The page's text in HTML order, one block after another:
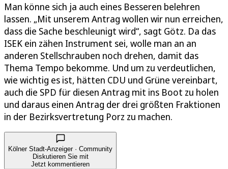
Man könne sich ja auch eines Besseren belehren
lassen. „Mit unserem Antrag wollen wir nun erreichen,
dass die Sache beschleunigt wird“, sagt Götz. Da das
ISEK ein zähen Instrument sei, wolle man an an
anderen Stellschrauben noch drehen, damit das
Thema Tempo bekomme. Und um zu verdeutlichen,
wie wichtig es ist, hätten CDU und Grüne vereinbart,
auch die SPD für diesen Antrag mit ins Boot zu holen
und daraus einen Antrag der drei größten Fraktionen
in der Bezirksvertretung Porz zu machen.
Kölner Stadt-Anzeiger · Community
Diskutieren Sie mit
Jetzt kommentieren